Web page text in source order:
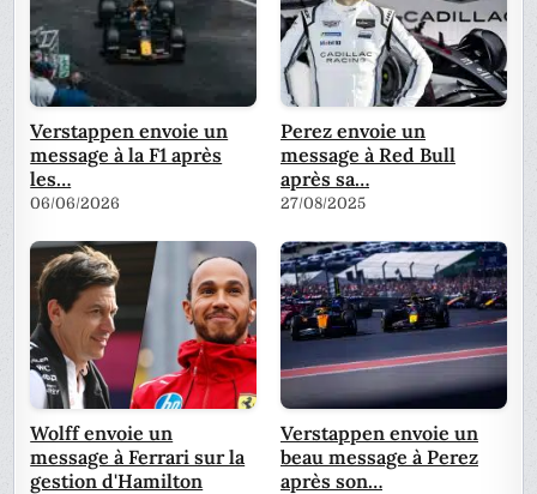
Verstappen envoie un
message à la F1 après
les…
06/06/2026
Perez envoie un
message à Red Bull
après sa…
27/08/2025
Wolff envoie un
message à Ferrari sur la
gestion d'Hamilton
Verstappen envoie un
beau message à Perez
après son…